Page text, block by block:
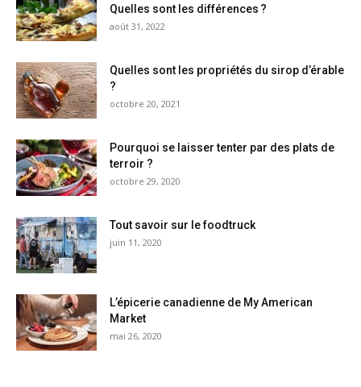
Quelles sont les différences ?
août 31, 2022
Quelles sont les propriétés du sirop d’érable
?
octobre 20, 2021
Pourquoi se laisser tenter par des plats de
terroir ?
octobre 29, 2020
Tout savoir sur le foodtruck
juin 11, 2020
L’épicerie canadienne de My American
Market
mai 26, 2020